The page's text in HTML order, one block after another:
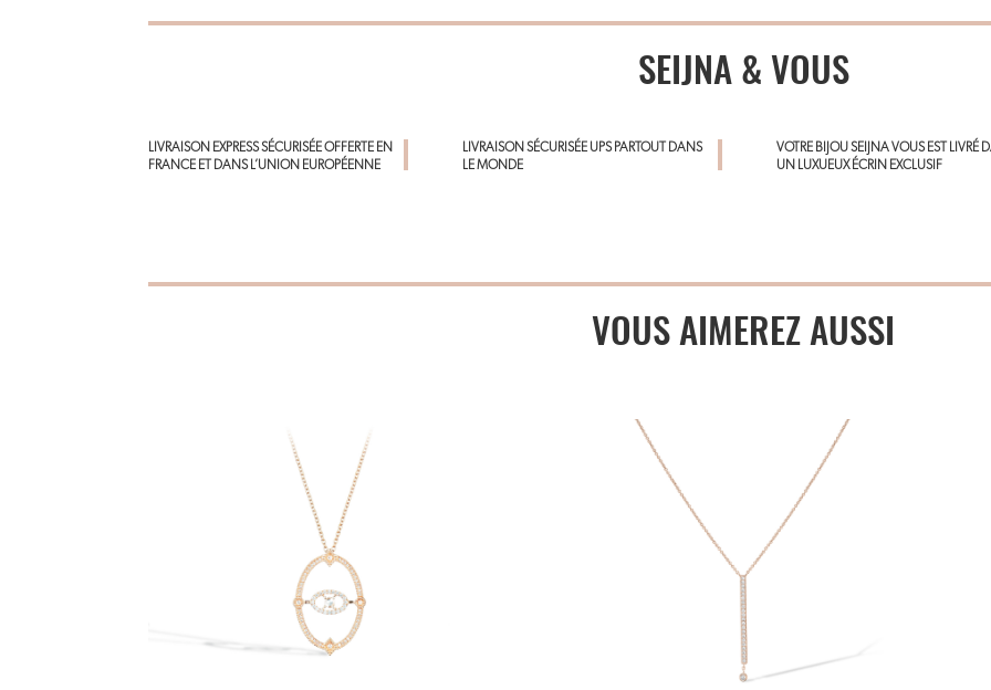
SEIJNA & VOUS
LIVRAISON EXPRESS SÉCURISÉE OFFERTE EN
FRANCE ET DANS L’UNION EUROPÉENNE
LIVRAISON SÉCURISÉE UPS PARTOUT DANS
LE MONDE
VOTRE BIJOU SEIJNA VOUS EST LIVRÉ
UN LUXUEUX ÉCRIN EXCLUSIF
VOUS AIMEREZ AUSSI